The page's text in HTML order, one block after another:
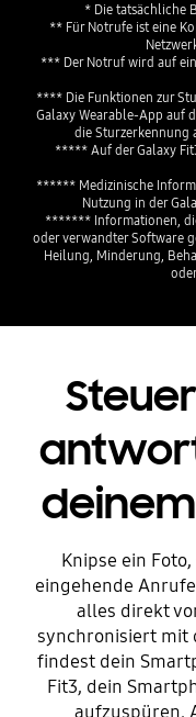
* Die tatsächliche
** Für Notrufe ist eine
*** Der Notruf wird auf
**** Die Funktionen zur
Galaxy Wearable-App auf
die Sturzerkennung
***** Auf der Galaxy
****** Medizinische
Nutzung in der
******* Informationen,
oder verwandter Software
Heilung, Minderung,
Knipse ein
eingehende
alles direkt
synchronisiert mit
findest dein
Fit3, dein
aufzuspüren.